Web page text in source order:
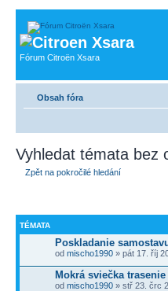
Fórum Citroën Xsara
Obsah fóra
Vyhledat témata bez
Zpět na pokročilé hledání
TÉMATA
Poskladanie
od mischo1990 » pát 17. říj
Mokrá sviečka
od mischo1990 » stř 23. črc